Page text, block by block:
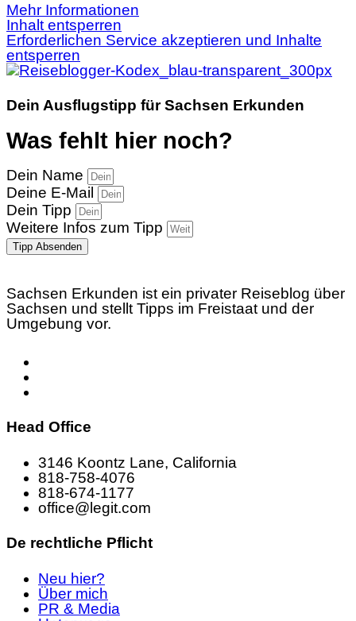
Mehr Informationen
Inhalt entsperren
Erforderlichen Service akzeptieren und Inhalte
entsperren
Dein Ausflugstipp für Sachsen Erkunden
Was fehlt hier noch?
Dein Name
Deine E-Mail
Dein Tipp
Weitere Infos zum Tipp
Tipp Absenden
Sachsen Erkunden ist ein privater Reiseblog über
Sachsen und stellt Tipps im Freistaat und der
Umgebung vor.
Head Office
3146 Koontz Lane, California
818-758-4076
818-674-1177
office@legit.com
De rechtliche Pflicht
Neu hier?
Über mich
PR & Media